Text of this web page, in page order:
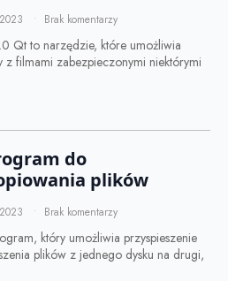
Brak komentarzy
Qt to narzędzie, które umożliwia
z filmami zabezpieczonymi niektórymi
do
plików
Brak komentarzy
który umożliwia przyspieszenie
plików z jednego dysku na drugi,